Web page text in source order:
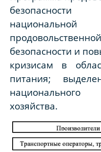
безопасности и
кризисам в
питания;
национального
хозяйства.